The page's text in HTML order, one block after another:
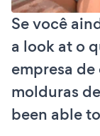
Se você
a look at o
empresa
molduras
been able